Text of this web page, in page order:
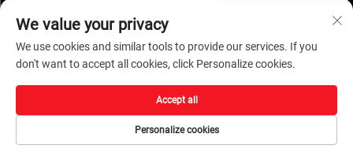
Droits d'auteur © Hebei Jinbiao Construction Materials
Tech Corp., Ltd. Tous droits réservés - Politique de
confidentialité- BLOG
We value your privacy
We use cookies and similar tools to provide our services. If you
don't want to accept all cookies, click Personalize cookies.
Personalize cookies
Accept all